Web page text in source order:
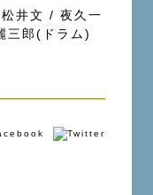
井文 / 夜久一
郎(ドラム)